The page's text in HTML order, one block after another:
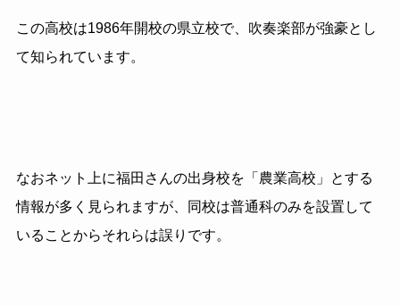
この高校は1986年開校の県立校で、吹奏楽部が強豪とし
て知られています。
なおネット上に福田さんの出身校を「農業高校」とする
情報が多く見られますが、同校は普通科のみを設置して
いることからそれらは誤りです。